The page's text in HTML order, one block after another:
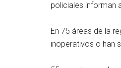
policiales informan
En 75 áreas de la
inoperativos o han